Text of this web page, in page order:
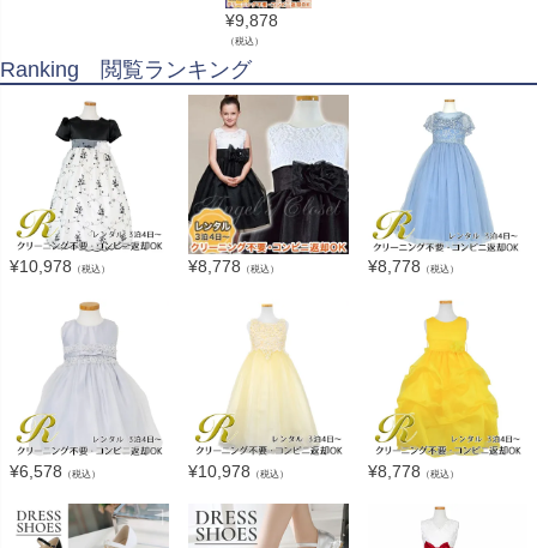
¥9,878
（税込）
Ranking 閲覧ランキング
¥10,978 （税込） ¥8,778 （税込） ¥8,778 （税込）
¥6,578 （税込） ¥10,978 （税込） ¥8,778 （税込）